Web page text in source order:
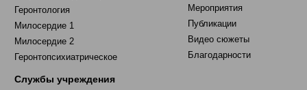
Геронтология
Милосердие 1
Милосердие 2
Геронтопсихиатрическое
Службы учреждения
Мероприятия
Публикации
Видео сюжеты
Благодарности